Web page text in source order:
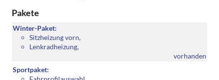
Pakete
Winter-Paket:
Sitzheizung vorn,
Lenkradheizung,
vorhanden
Sportpaket: